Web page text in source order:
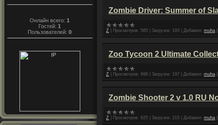
Онлайн всего:1
Гостей:1
Пользователей:0
Zombie Driver: Summer of
Z Просмотров: 585 Загрузок: 193 Добавил: muha
Zoo Tycoon 2 Ultimate
Z Просмотров: 698 Загрузок: 197 Добавил: muha
Zombie Shooter 2 v 1.0 RU
Z Просмотров: 625 Загрузок: 215 Добавил: muha